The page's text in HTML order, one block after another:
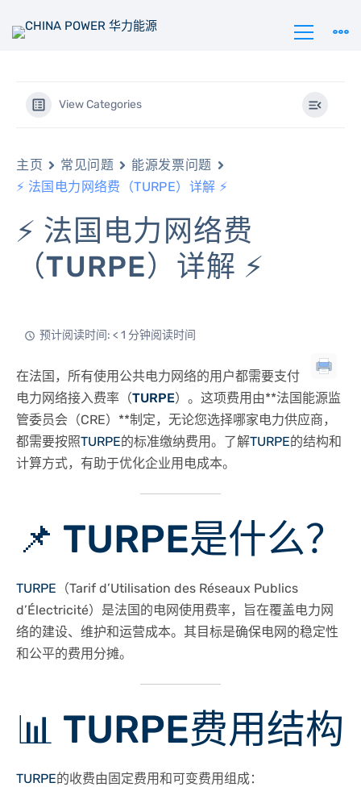
View Categories
主页 常见问题
能源发票问题
⚡ 法国电力网络费（TURPE）详解 ⚡
⚡ 法国电力网络费
（TURPE）详解 ⚡
预计阅读时间: < 1 分钟阅读时间
在法国，所有使用公共电力网络的用户都需要支付
电力网络接入费率（TURPE） 。这项费用由**法国能源监
管委员会（CRE）**制定，无论您选择哪家电力供应商，
都需要按照TURPE的标准缴纳费用。了解TURPE的结构和
计算方式，有助于优化企业用电成本。
📌 TURPE是什么？
TURPE （Tarif d’Utilisation des Réseaux Publics
d’Électricité）是法国的电网使用费率，旨在覆盖电力网
络的建设、维护和运营成本。其目标是确保电网的稳定性
和公平的费用分摊。
📊 TURPE费用结构
TURPE的收费由固定费用和可变费用 组成：